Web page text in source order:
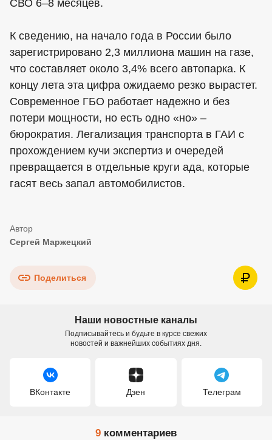
СВО 6–8 месяцев.
К сведению, на начало года в России было
зарегистрировано 2,3 миллиона машин на газе,
что составляет около 3,4% всего автопарка. К
концу лета эта цифра ожидаемо резко вырастет.
Современное ГБО работает надежно и без
потери мощности, но есть одно «но» –
бюрократия. Легализация транспорта в ГАИ с
прохождением кучи экспертиз и очередей
превращается в отдельные круги ада, которые
гасят весь запал автомобилистов.
Сергей Маржецкий
Поделиться
Наши новостные каналы
Подписывайтесь и будьте в курсе свежих
новостей и важнейших событиях дня.
ВКонтакте Дзен Телеграм
9 комментариев